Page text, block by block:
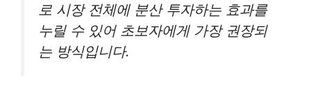
로 시장 전체에 분산 투자하는 효과를
누릴 수 있어 초보자에게 가장 권장되
는 방식입니다.